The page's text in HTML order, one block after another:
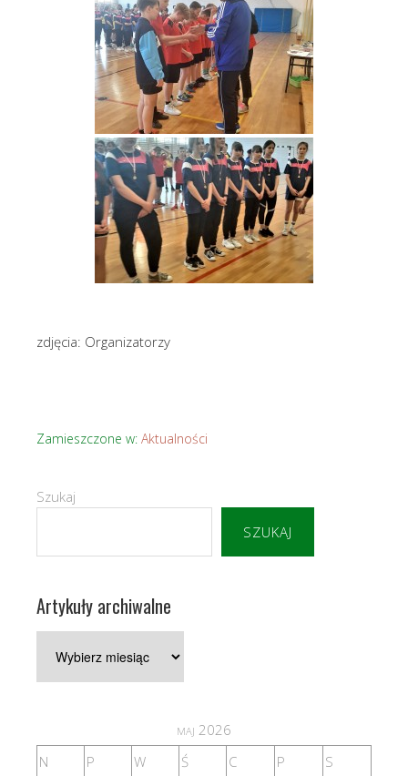
zdjęcia: Organizatorzy
Zamieszczone w: Aktualności
Szukaj
SZUKAJ
Artykuły archiwalne
archiwalne
maj 2026
N
P W Ś C P
S